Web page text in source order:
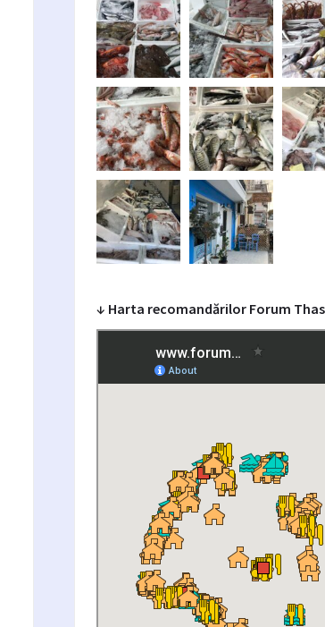
↓ Harta recomandărilor Forum